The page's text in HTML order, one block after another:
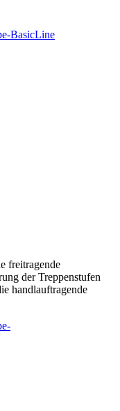
freitragende
der Treppenstufen
handlauftragende